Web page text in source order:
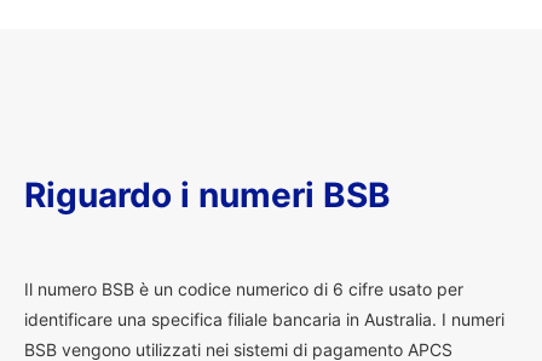
Riguardo i numeri BSB
Il numero BSB è un codice numerico di 6 cifre usato per
identificare una specifica filiale bancaria in Australia. I numeri
BSB vengono utilizzati nei sistemi di pagamento APCS